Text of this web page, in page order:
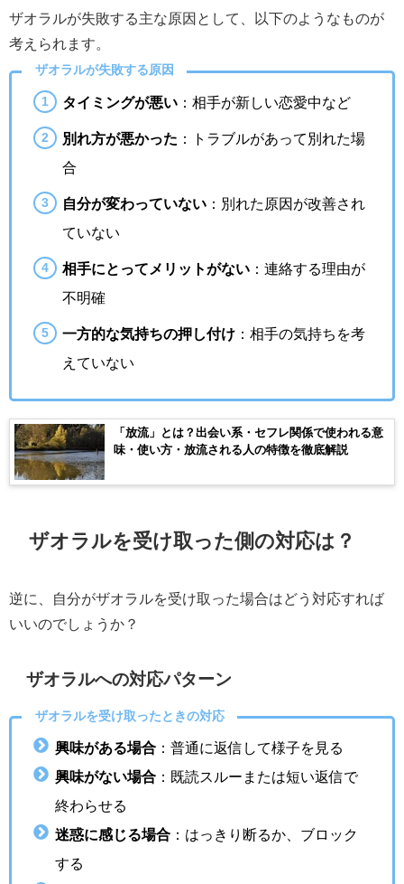
ザオラルが失敗する主な原因として、以下のようなものが
考えられます。
ザオラルが失敗する原因
タイミングが悪い ：相手が新しい恋愛中など
別れ方が悪かった ：トラブルがあって別れた場
合
自分が変わっていない ：別れた原因が改善され
ていない
相手にとってメリットがない ：連絡する理由が
不明確
一方的な気持ちの押し付け ：相手の気持ちを考
えていない
「放流」とは？出会い系・セフレ関係で使われる意
味・使い方・放流される人の特徴を徹底解説
ザオラルを受け取った側の対応は？
逆に、自分がザオラルを受け取った場合はどう対応すれば
いいのでしょうか？
ザオラルへの対応パターン
ザオラルを受け取ったときの対応
興味がある場合 ：普通に返信して様子を見る
興味がない場合 ：既読スルーまたは短い返信で
終わらせる
迷惑に感じる場合 ：はっきり断るか、ブロック
する